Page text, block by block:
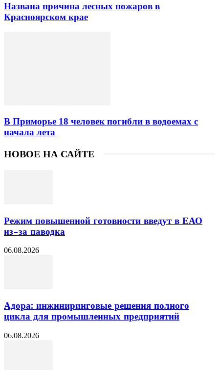
Названа причина лесных пожаров в
Красноярском крае
В Приморье 18 человек погибли в водоемах с
начала лета
НОВОЕ НА САЙТЕ
Режим повышенной готовности введут в ЕАО
из-за паводка
06.08.2026
Адора: инжиниринговые решения полного
цикла для промышленных предприятий
06.08.2026